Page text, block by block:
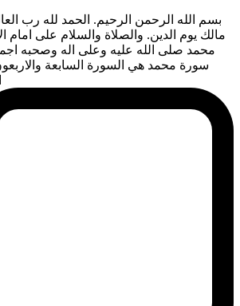
بسم الله الرحمن الرحيم. الحمد لله رب
مالك يوم الدين. والصلاة والسلام على امام
محمد صلى الله عليه وعلى اله وصحبه
سورة محمد هي السورة السابعة